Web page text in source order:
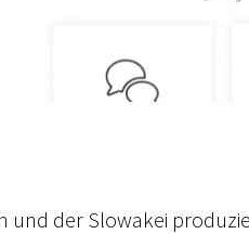
der Slowakei